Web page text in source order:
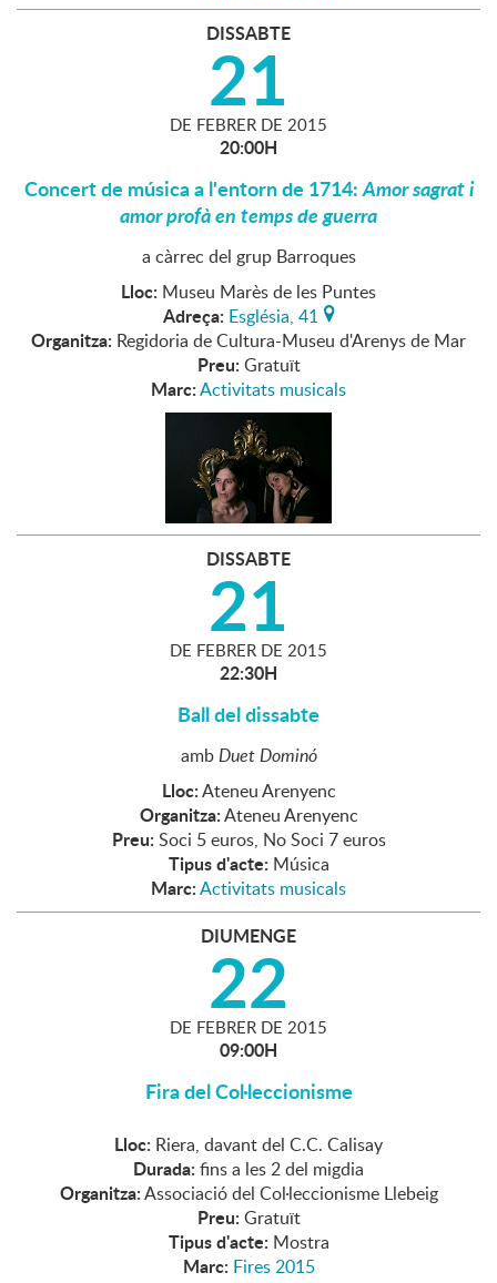
DISSABTE
21
DE FEBRER DE 2015
20:00H
Concert de música a l'entorn de 1714:Amor sagrat i
amor profà en temps de guerra
a càrrec del grup Barroques
Lloc: Museu Marès de les Puntes
Adreça: Església, 41
Organitza: Regidoria de Cultura-Museu d'Arenys de Mar
Preu: Gratuït
Marc:Activitats musicals
DISSABTE
21
DE FEBRER DE 2015
22:30H
Ball del dissabte
ambDuet Dominó
Lloc:Ateneu Arenyenc
Organitza:Ateneu Arenyenc
Preu: Soci 5 euros, No Soci 7 euros
Tipus d'acte: Música
Marc:Activitats musicals
DIUMENGE
22
DE FEBRER DE 2015
09:00H
Fira del Col·leccionisme
Lloc: Riera, davant del C.C. Calisay
Durada: fins a les 2 del migdia
Organitza:Associació del Col·leccionisme Llebeig
Preu: Gratuït
Tipus d'acte: Mostra
Marc: Fires 2015